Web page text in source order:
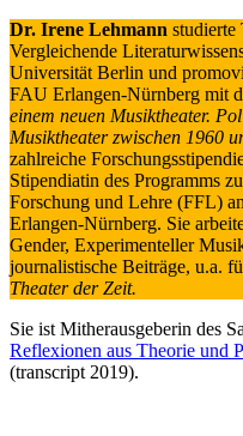
Dr. Irene Lehmann studierte
Vergleichende
Universität Berlin und
FAU Erlangen-Nürnberg mit
einem neuen Musiktheater.
Musiktheater zwischen 1960
zahlreiche
Stipendiatin des Programms
Forschung und Lehre (FFL)
Erlangen-Nürnberg. Sie
Gender, Experimenteller
journalistische Beiträge, u.a.
Theater der Zeit.
Sie ist Mitherausgeberin des
Reflexionen aus Theorie und
(transcript 2019).